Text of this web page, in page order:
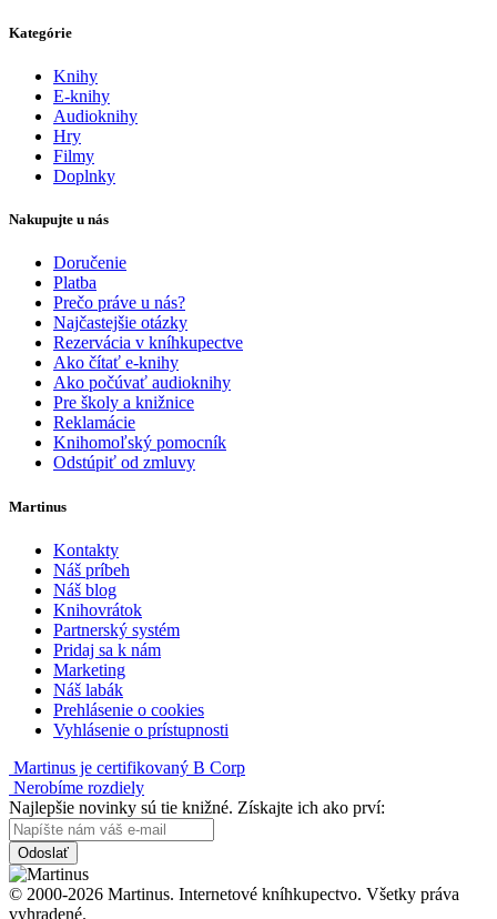
Kategórie
Knihy
E-knihy
Audioknihy
Hry
Filmy
Doplnky
Nakupujte u nás
Doručenie
Platba
Prečo práve u nás?
Najčastejšie otázky
Rezervácia v kníhkupectve
Ako čítať e-knihy
Ako počúvať audioknihy
Pre školy a knižnice
Reklamácie
Knihomoľský pomocník
Odstúpiť od zmluvy
Martinus
Kontakty
Náš príbeh
Náš blog
Knihovrátok
Partnerský systém
Pridaj sa k nám
Marketing
Náš labák
Prehlásenie o cookies
Vyhlásenie o prístupnosti
Martinus je certifikovaný B Corp
Nerobíme rozdiely
Najlepšie novinky sú tie knižné. Získajte ich ako prví:
Odoslať
© 2000-2026 Martinus. Internetové kníhkupectvo. Všetky práva
vyhradené.